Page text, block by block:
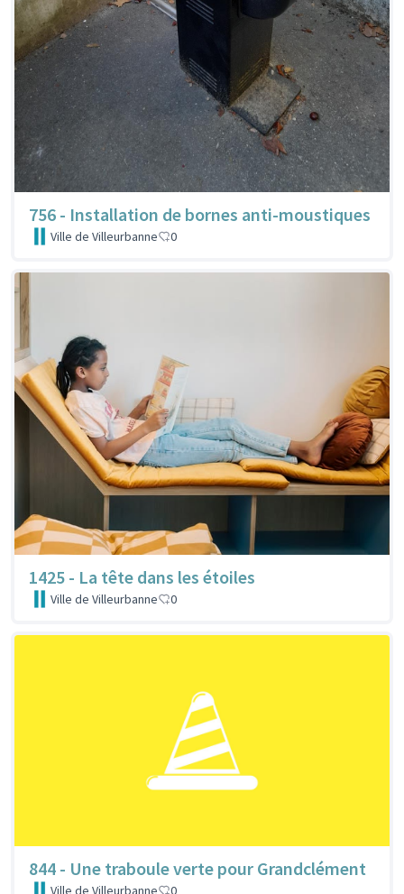
756 - Installation de bornes anti-moustiques
Ville de Villeurbanne 0
1425 - La tête dans les étoiles
Ville de Villeurbanne 0
844 - Une traboule verte pour Grandclément
Ville de Villeurbanne 0